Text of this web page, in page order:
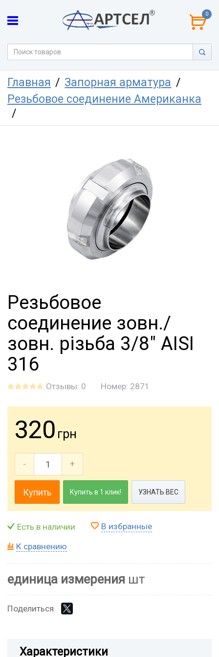
0
Главная
Запорная арматура
Резьбовое соединение Американка
Резьбовое
соединение зовн./
зовн. різьба 3/8" AISI
316
Отзывы: 0 Номер: 2871
320 грн
- +
Купить Купить в 1 клик! УЗНАТЬ ВЕС
Есть в наличии В избранные
К сравнению
единица измерения шт
Поделиться
Характеристики